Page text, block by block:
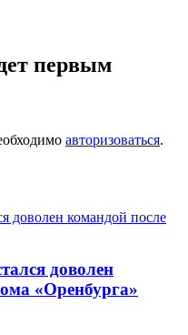
первым
авторизоваться.
доволен
«Оренбурга»